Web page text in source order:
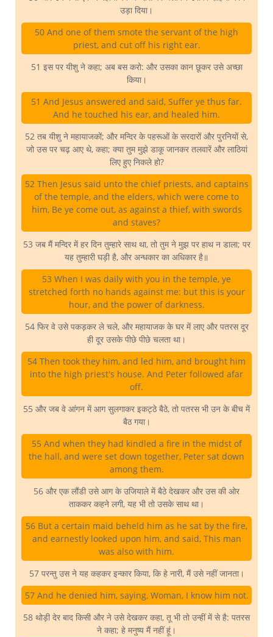
उड़ा दिया।
50 And one of them smote the servant of the high
priest, and cut off his right ear.
51 इस पर यीशु ने कहा; अब बस करो: और उसका कान छूकर उसे अच्छा
किया।
51 And Jesus answered and said, Suffer ye thus far.
And he touched his ear, and healed him.
52 तब यीशु ने महायाजकों; और मन्दिर के पहरूओं के सरदारों और पुरनियों से,
जो उस पर चढ़ आए थे, कहा; क्या तुम मुझे डाकू जानकर तलवारें और लाठियां
लिए हुए निकले हो?
52 Then Jesus said unto the chief priests, and captains
of the temple, and the elders, which were come to
him, Be ye come out, as against a thief, with swords
and staves?
53 जब मैं मन्दिर में हर दिन तुम्हारे साथ था, तो तुम ने मुझ पर हाथ न डाला; पर
यह तुम्हारी घड़ी है, और अन्धकार का अधिकार है॥
53 When I was daily with you in the temple, ye
stretched forth no hands against me: but this is your
hour, and the power of darkness.
54 फिर वे उसे पकड़कर ले चले, और महायाजक के घर में लाए और पतरस दूर
ही दूर उसके पीछे पीछे चलता था।
54 Then took they him, and led him, and brought him
into the high priest's house. And Peter followed afar
off.
55 और जब वे आंगन में आग सुलगाकर इकट्ठे बैठे, तो पतरस भी उन के बीच में
बैठ गया।
55 And when they had kindled a fire in the midst of
the hall, and were set down together, Peter sat down
among them.
56 और एक लौंडी उसे आग के उजियाले में बैठे देखकर और उस की ओर
ताककर कहने लगी, यह भी तो उसके साथ था।
56 But a certain maid beheld him as he sat by the fire,
and earnestly looked upon him, and said, This man
was also with him.
57 परन्तु उस ने यह कहकर इन्कार किया, कि हे नारी, मैं उसे नहीं जानता।
57 And he denied him, saying, Woman, I know him not.
58 थोड़ी देर बाद किसी और ने उसे देखकर कहा, तू भी तो उन्हीं में से है: पतरस
ने कहा; हे मनुष्य मैं नहीं हूं।